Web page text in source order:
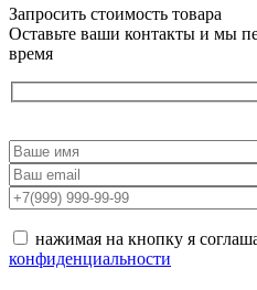
Запросить стоимость товара
Оставьте ваши контакты и мы
время
нажимая на кнопку я
конфиденциальности